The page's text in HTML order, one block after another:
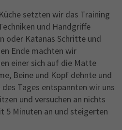
setzten wir das Training
und Handgriffe
oder Katanas Schritte und
Ende machten wir
einer sich auf die Matte
Beine und Kopf dehnte und
Tages entspannten wir uns
und versuchen an nichts
5 Minuten an und steigerten